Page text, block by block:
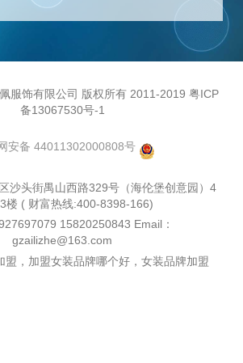
服饰有限公司 版权所有 2011-2019 粤ICP
备13067530号-1
安备 44011302000808号
沙头街禺山西路329号（海伦堡创意园）4
楼 ( 财富热线:400-8398-166)
15820250843 Email：
gzailizhe@163.com
盟，加盟女装品牌哪个好，女装品牌加盟